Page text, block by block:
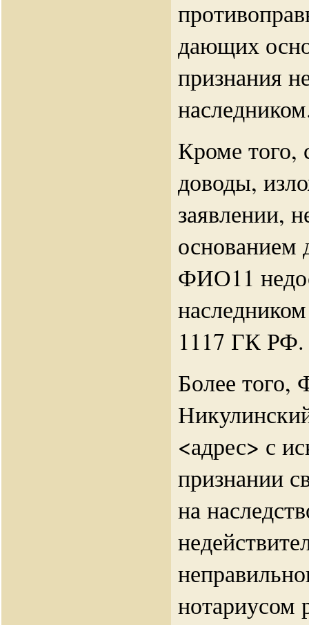
дающих
признания
Кроме того,
доводы,
заявлении,
основанием
ФИО11
1117 ГК РФ.
Более
<адрес> с
признании
на
нотариусом